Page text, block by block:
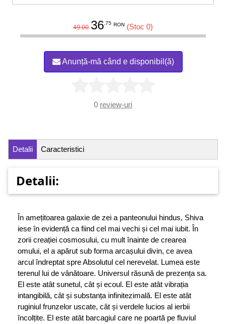
49.00 36.75 RON (Stoc 0)
Anunță-mă când e disponibil(ă)
0 review-uri
Detalii Caracteristici
Detalii:
În amețitoarea galaxie de zei a panteonului hindus, Shiva
iese în evidență ca fiind cel mai vechi și cel mai iubit. În
zorii creației cosmosului, cu mult înainte de crearea
omului, el a apărut sub forma arcașului divin, ce avea
arcul îndreptat spre Absolutul cel nerevelat. Lumea este
terenul lui de vânătoare. Universul răsună de prezența sa.
El este atât sunetul, cât și ecoul. El este atât vibrația
intangibilă, cât și substanța infinitezimală. El este atât
ruginiul frunzelor uscate, cât și verdele lucios al ierbii
încolțite. El este atât barcagiul care ne poartă pe fluviul